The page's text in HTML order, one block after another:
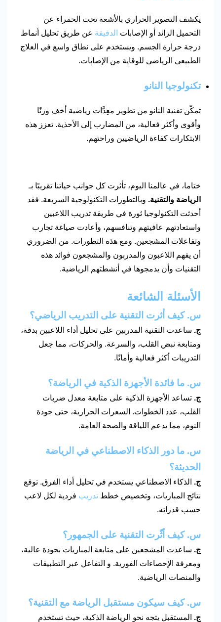
يكشف التصوير الحراري بالأشعة تحت الحمراء عن
التحميل الزائد أو الإصابات الدقيقة عن طريق تحليل أنماط
درجة حرارة الجسم. ويستخدم على نطاق واسع في العلاج
الطبيعي الرياضي للوقاية من الإصابات.
تكنولوجيا النانو
تمكّن تقنية النانو من تطوير معِدَّات رياضية أخف وزنًا
وأقوى وأكثر فعالية، من المضارب إلى الأحذية. تعزز هذه
الابتكارات كفاءة الرياضيين وراحتهم.
ختاما، في عالمنا اليوم، تأثرت كل جوانب حياتنا تقريبًا بـ
الرياضة والتقنية. وبالتطورات التكنولوجية السريعة. فقد
أحدثت التكنولوجيا ثورة في طريقة تدريب اللاعبين
واستعادتهم عافيتهم وتنافسهم، وأعادت صياغة تجارب
وتفاعلات المشجعين. ومع هذه التطورات. من الضروري
أن يفهم اللاعبون والمدربون والمشجعون فوائد هذه
التقنيات وأن يدمجوها في أنشطتهم الرياضية.
الأسئلة الشائعة
س. كيف أثرت التقنية على التدريب الرياضي؟
ج. ساعدت التقنية المدربين على تحليل أداء اللاعبين بدقة،
ومتابعة نبض القلب، والسرعة. والحركات، مما جعل
التدريبات أكثر فعالية وأمانًا.
س. ما فائدة الأجهزة الذكية في الرياضة؟
ج. تساعد الأجهزة الذكية على متابعة معدل ضربات
القلب، عدد الخطوات. السعرات الحرارية، حتى جودة
النوم، مما يدعم اللياقة والصحة العامة.
س. ما دور الذكاء الاصطناعي في الرياضة
الحديثة؟
ج. الذكاء الاصطناعي يستخدم في تحليل أداء الفرق. توقع
نتائج المباريات، وتخصيص خطط تدريب فردية لكل لاعب
حسب قدراته.
س. كيف أثّرت التقنية على الجمهور؟
ج. ساعدت المشجعين على متابعة المباريات بجودة عالية،
ومعرفة الإحصاءات الفورية. و التفاعل عبر التطبيقات
والمنصات الرياضية.
س. كيف سيكون مستقبل الرياضة مع التقنية؟
ج. المستقبل يتجه نحو الرياضة الذكية، حيث تستخدم